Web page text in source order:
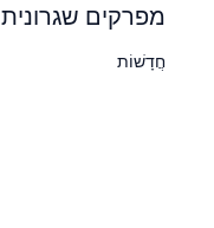
מפרקים שגרונית
חֲדָשׁוֹת